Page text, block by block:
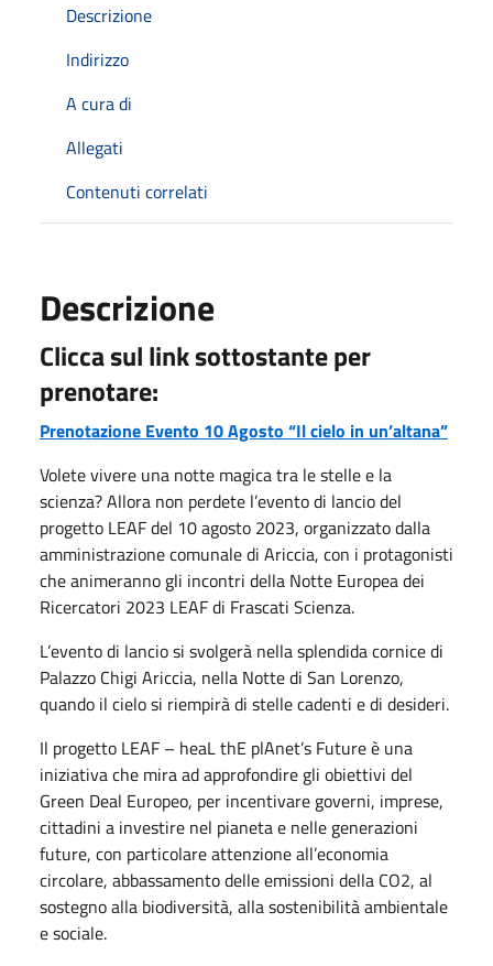
Descrizione
Indirizzo
A cura di
Allegati
Contenuti correlati
Descrizione
Clicca sul link sottostante per
prenotare:
Prenotazione Evento 10 Agosto “Il cielo in un’altana”
Volete vivere una notte magica tra le stelle e la
scienza? Allora non perdete l’evento di lancio del
progetto LEAF del 10 agosto 2023, organizzato dalla
amministrazione comunale di Ariccia, con i protagonisti
che animeranno gli incontri della Notte Europea dei
Ricercatori 2023 LEAF di Frascati Scienza.
L’evento di lancio si svolgerà nella splendida cornice di
Palazzo Chigi Ariccia, nella Notte di San Lorenzo,
quando il cielo si riempirà di stelle cadenti e di desideri.
Il progetto LEAF – heaL thE plAnet’s Future è una
iniziativa che mira ad approfondire gli obiettivi del
Green Deal Europeo, per incentivare governi, imprese,
cittadini a investire nel pianeta e nelle generazioni
future, con particolare attenzione all’economia
circolare, abbassamento delle emissioni della CO2, al
sostegno alla biodiversità, alla sostenibilità ambientale
e sociale.